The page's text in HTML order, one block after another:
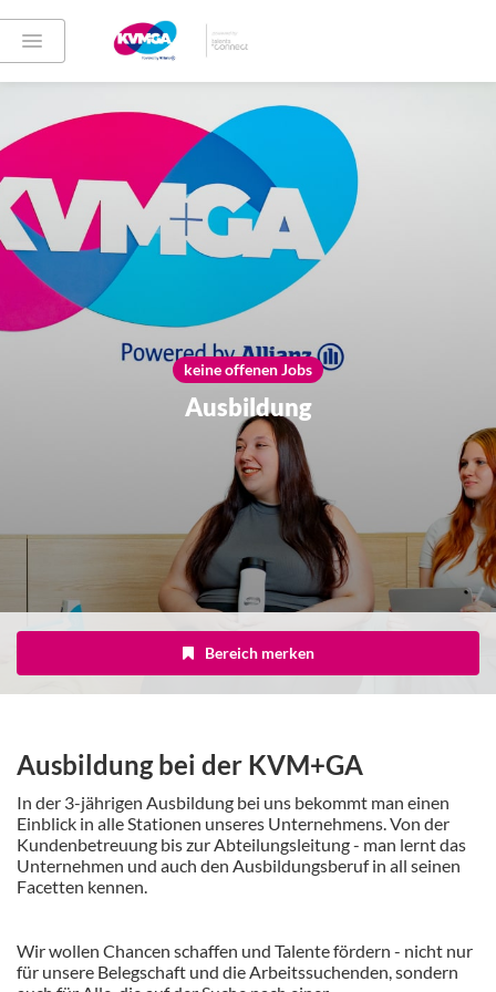
keine offenen Jobs
Ausbildung
Bereich merken
Ausbildung bei der KVM+GA
In der 3-jährigen Ausbildung bei uns bekommt man einen
Einblick in alle Stationen unseres Unternehmens. Von der
Kundenbetreuung bis zur Abteilungsleitung - man lernt das
Unternehmen und auch den Ausbildungsberuf in all seinen
Facetten kennen.
Wir wollen Chancen schaffen und Talente fördern - nicht nur
für unsere Belegschaft und die Arbeitssuchenden, sondern